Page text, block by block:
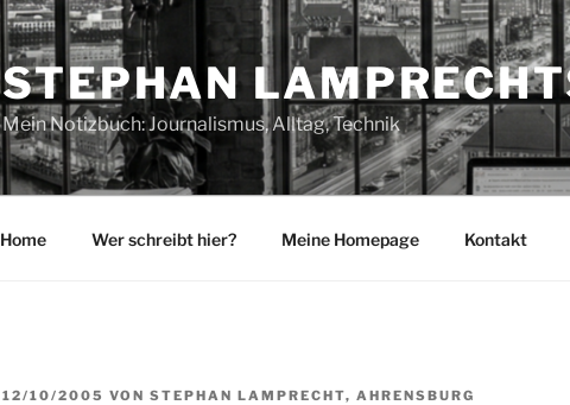
STEPHAN
Mein Notizbuch: Journalismus, Alltag, Technik
Home Wer schreibt hier? Meine Homepage Kontakt
VERÖFFENTLICHT
12/10/2005 VON STEPHAN LAMPRECHT, AHRENSBURG